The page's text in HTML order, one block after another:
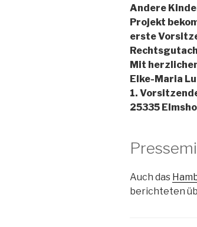
Andere
Projekt
erste
Mit
Elke-Maria
1.
25335
Auch das
berichteten